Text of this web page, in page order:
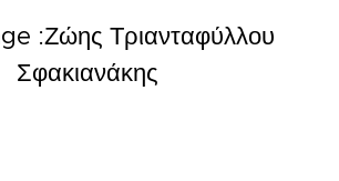
:Ζώης Τριανταφύλλου
Σφακιανάκης